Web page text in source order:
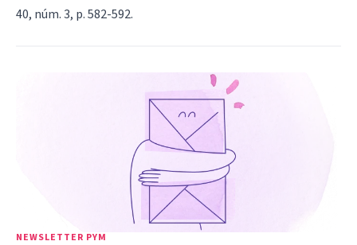
40, núm. 3, p. 582-592.
NEWSLETTER PYM